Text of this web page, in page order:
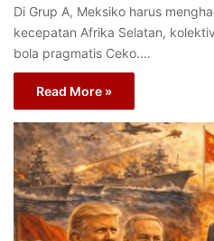
Di Grup A, Meksiko harus
kecepatan Afrika Selatan,
bola pragmatis Ceko.…
Read More »